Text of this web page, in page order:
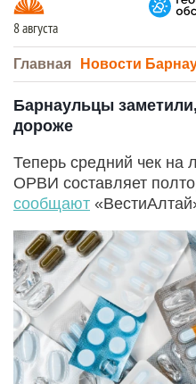
8 августа
Главная Новости
Барнаульцы
дороже
Теперь средний чек на
ОРВИ составляет
сообщают